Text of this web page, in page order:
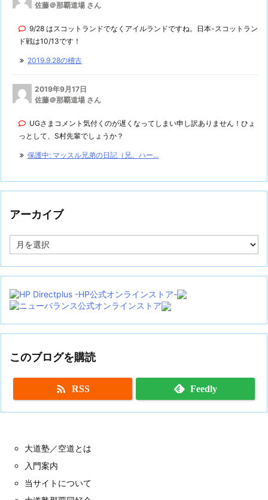
佐藤＠那覇道場 さん
9/28 はスコットランドでなくアイルランドですね。日本-スコットラン
ド戦は10/13です！
2019.9.28の稽古
2019年9月17日
佐藤＠那覇道場 さん
UGさまコメント気付くのが遅くなってしまい申し訳ありません！ひょ
っとして、S村先輩でしょうか？
保護中: マッスル兄弟の日記（兄、ハー...
アーカイブ
ー
イ
このブログを購読
 RSS Feedly
大道塾／空道とは
入門案内
当サイトについて